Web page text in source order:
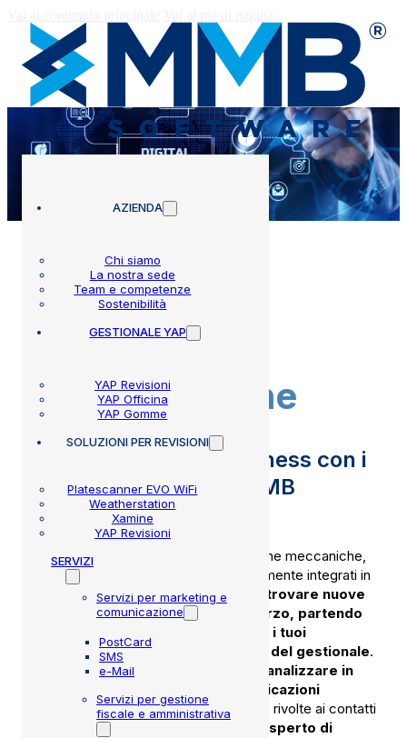
AZIENDA
Chi siamo
La nostra sede
Team e competenze
Sostenibilità
GESTIONALE YAP
YAP Revisioni
YAP Officina
YAP Gomme
SOLUZIONIPER REVISIONI
Platescanner EVO WiFi
Weatherstation
Xamine
YAP Revisioni
SERVIZI
Servizi per marketing e
comunicazione
PostCard
SMS
e-Mail
Servizi per gestione
fiscale e amministrativa
Servizi per
marketing e
comunicazione
Fai crescere il tuo business con i
servizi di marketing MMB
Grazie ai servizi di marketing per officine meccaniche,
gommisti e centri revisione, completamente integrati in
YAP, puoi fidelizzare i tuoi clienti e trovare nuove
opportunità di business senza sforzo, partendo
dai dati che quotidianamente tu ed i tuoi
collaboratori registrate all’interno del gestionale.
Infatti, puoi progettare,
pianificare e analizzare in
modo semplice ed intuitivo comunicazioni
multicanale, SMS, PostCard o e-Mail, rivolte ai contatti
del tuo database,
senza essere un esperto di